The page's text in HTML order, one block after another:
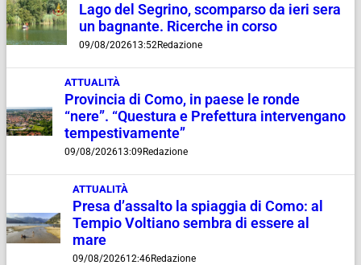
Lago del Segrino, scomparso da ieri sera
un bagnante. Ricerche in corso
09/08/202613:52Redazione
ATTUALITÀ
Provincia di Como, in paese le ronde
“nere”. “Questura e Prefettura intervengano
tempestivamente”
09/08/202613:09Redazione
ATTUALITÀ
Presa d’assalto la spiaggia di Como: al
Tempio Voltiano sembra di essere al
mare
09/08/202612:46Redazione